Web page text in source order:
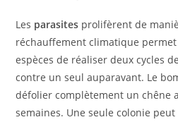
Les parasites prolifèrent de
réchauffement climatique
espèces de réaliser deux cycles
contre un seul auparavant. Le
défolier complètement un chêne
semaines. Une seule colonie peut